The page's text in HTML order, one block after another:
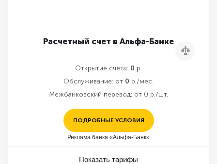
Расчетный счет в Альфа-Банке
Сравнить
Открытие счета: 0 р.
Обслуживание: от 0 р./мес.
Межбанковский перевод: от 0 р./шт.
ПОДРОБНЫЕ УСЛОВИЯ
Реклама банка «Альфа-Банк»
Показать тарифы